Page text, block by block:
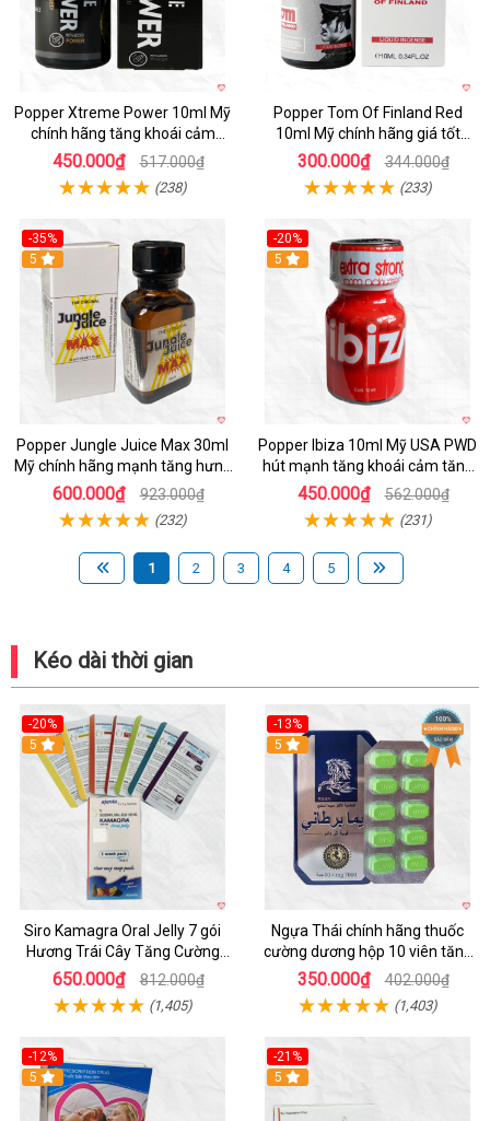
Popper Xtreme Power 10ml Mỹ
chính hãng tăng khoái cảm
mạnh mẽ
450.000₫ 517.000₫
(238)
Popper Tom Of Finland Red
10ml Mỹ chính hãng giá tốt
hương dễ chịu
300.000₫ 344.000₫
(233)
-35%
5
Popper Jungle Juice Max 30ml
Mỹ chính hãng mạnh tăng hưng
phấn nhanh
600.000₫ 923.000₫
(232)
-20%
5
Popper Ibiza 10ml Mỹ USA PWD
hút mạnh tăng khoái cảm tăng
hưng phấn nhanh
450.000₫ 562.000₫
(231)
1 2 3 4 5
Kéo dài thời gian
-20%
5
Siro Kamagra Oral Jelly 7 gói
Hương Trái Cây Tăng Cường
Sinh Lý Nam
650.000₫ 812.000₫
(1,405)
-13%
Hot
5
Ngựa Thái chính hãng thuốc
cường dương hộp 10 viên tăng
sinh lực
350.000₫ 402.000₫
(1,403)
-12%
5
-21%
5